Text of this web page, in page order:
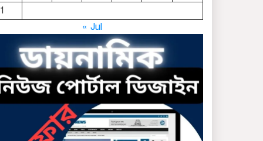
ছাতকে এক স্কুল ছাত্রী
পাশবিকতার শিকার অভিযুক্ত
ছাতক থানার পুলিশ সদস্য
সংগীতে শ্রেষ্ঠ শিল্পী নির্বাচিত
ছাতকের নবাগত ইউএনও’র
সাথে প্রেসক্লাব নেতৃবৃন্দের
« Jul